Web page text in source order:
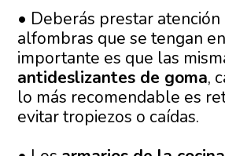
• Deberás prestar atención
alfombras que se tengan
importante es que las
antideslizantes de goma,
lo más recomendable es
evitar tropiezos o caídas.